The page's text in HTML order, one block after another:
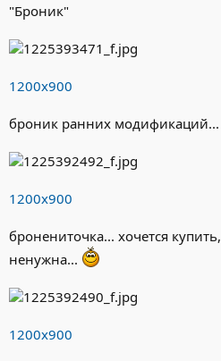
"Броник"
1200х900
броник ранних модификаций...
1200х900
бронениточка... хочется
ненужна...
1200х900